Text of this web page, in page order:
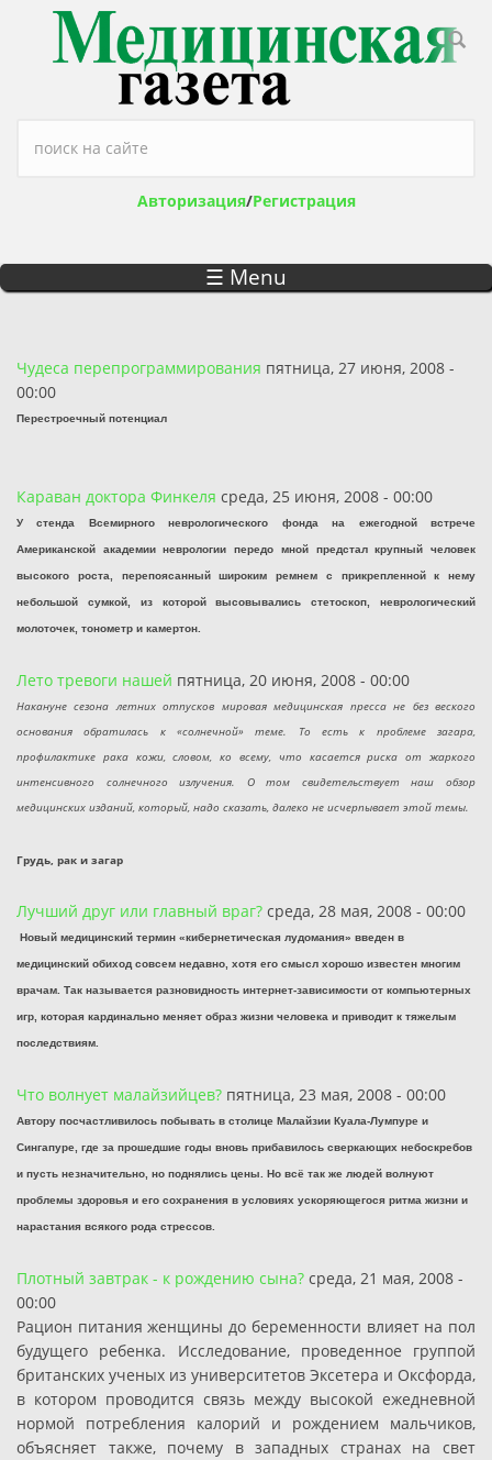
Перейти к основному содержанию
Форма поиска
Авторизация/Регистрация
☰ Menu
Чудеса перепрограммирования пятница, 27 июня, 2008 -
00:00
Перестроечный потенциал
Караван доктора Финкеля среда, 25 июня, 2008 - 00:00
У стенда Всемирного неврологического фонда на ежегодной встрече
Американской академии неврологии передо мной предстал крупный человек
высокого роста, перепоясанный широким ремнем с прикрепленной к нему
небольшой сумкой, из которой высовывались стетоскоп, неврологический
молоточек, тонометр и камертон.
Лето тревоги нашей пятница, 20 июня, 2008 - 00:00
Накануне сезона летних отпусков мировая медицинская пресса не без веского
основания обратилась к «солнечной» теме. То есть к проблеме загара,
профилактике рака кожи, словом, ко всему, что касается риска от жаркого
интенсивного солнечного излучения. О том свидетельствует наш обзор
медицинских изданий, который, надо сказать, далеко не исчерпывает этой темы.
Грудь, рак и загар
Лучший друг или главный враг? среда, 28 мая, 2008 - 00:00
Новый медицинский термин «кибернетическая лудомания» введен в
медицинский обиход совсем недавно, хотя его смысл хорошо известен многим
врачам. Так называется разновидность интернет-зависимости от компьютерных
игр, которая кардинально меняет образ жизни человека и приводит к тяжелым
последствиям.
Что волнует малайзийцев? пятница, 23 мая, 2008 - 00:00
Автору посчастливилось побывать в столице Малайзии Куала-Лумпуре и
Сингапуре, где за прошедшие годы вновь прибавилось сверкающих небоскребов
и пусть незначительно, но поднялись цены. Но всё так же людей волнуют
проблемы здоровья и его сохранения в условиях ускоряющегося ритма жизни и
нарастания всякого рода стрессов.
Плотный завтрак - к рождению сына? среда, 21 мая, 2008 -
00:00
Рацион питания женщины до беременности влияет на пол
будущего ребенка. Исследование, проведенное группой
британских ученых из университетов Эксетера и Оксфорда,
в котором проводится связь между высокой ежедневной
нормой потребления калорий и рождением мальчиков,
объясняет также, почему в западных странах на свет